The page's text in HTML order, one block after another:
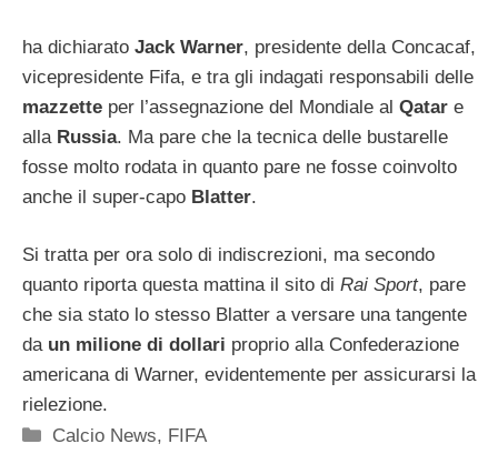
ha dichiarato Jack Warner, presidente della Concacaf,
vicepresidente Fifa, e tra gli indagati responsabili delle
mazzette per l’assegnazione del Mondiale al Qatar e
alla Russia. Ma pare che la tecnica delle bustarelle
fosse molto rodata in quanto pare ne fosse coinvolto
anche il super-capo Blatter.
Si tratta per ora solo di indiscrezioni, ma secondo
quanto riporta questa mattina il sito di Rai Sport, pare
che sia stato lo stesso Blatter a versare una tangente
da un milione di dollari proprio alla Confederazione
americana di Warner, evidentemente per assicurarsi la
rielezione.
Categorie
Calcio News, FIFA